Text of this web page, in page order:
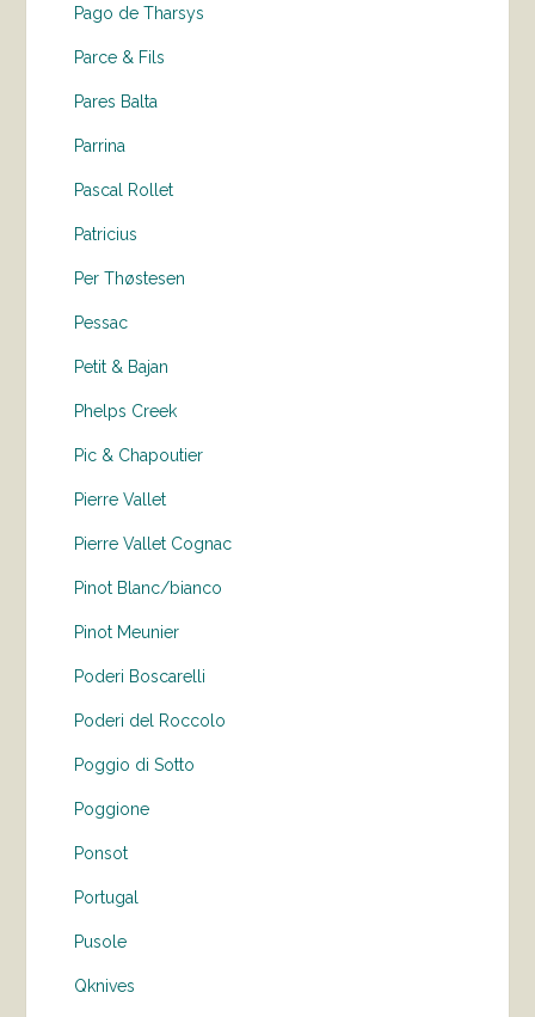
Pago de Tharsys
Parce & Fils
Pares Balta
Parrina
Pascal Rollet
Patricius
Per Thøstesen
Pessac
Petit & Bajan
Phelps Creek
Pic & Chapoutier
Pierre Vallet
Pierre Vallet Cognac
Pinot Blanc/bianco
Pinot Meunier
Poderi Boscarelli
Poderi del Roccolo
Poggio di Sotto
Poggione
Ponsot
Portugal
Pusole
Qknives